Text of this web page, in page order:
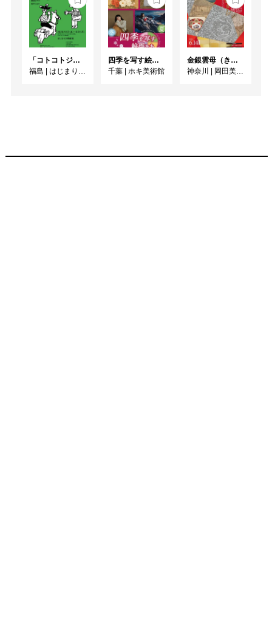
「コトコトジャーニー」
福島
はじまりの美術館
四季を写す絵画たち
千葉
ホキ美術館
金銀雲母（きら）きら ーかがやきの日本美術ー
神奈川
岡田美術館